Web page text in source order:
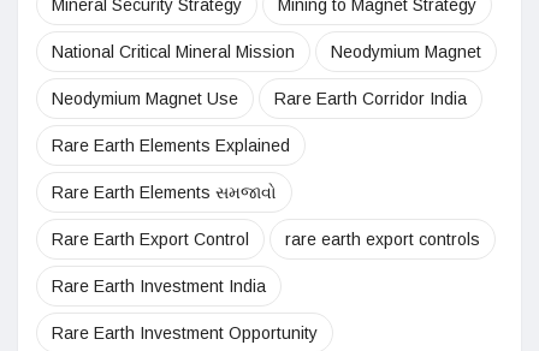
Mineral Security Strategy Mining to Magnet Strategy
National Critical Mineral Mission Neodymium Magnet
Neodymium Magnet Use Rare Earth Corridor India
Rare Earth Elements Explained
Rare Earth Elements સમજાવો
Rare Earth Export Control rare earth export controls
Rare Earth Investment India
Rare Earth Investment Opportunity